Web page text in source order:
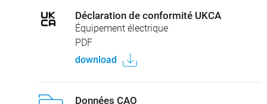
Déclaration de conformité UKCA
Équipement électrique
PDF
download
Données CAO